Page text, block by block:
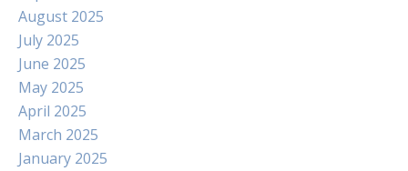
August 2025
July 2025
June 2025
May 2025
April 2025
March 2025
January 2025